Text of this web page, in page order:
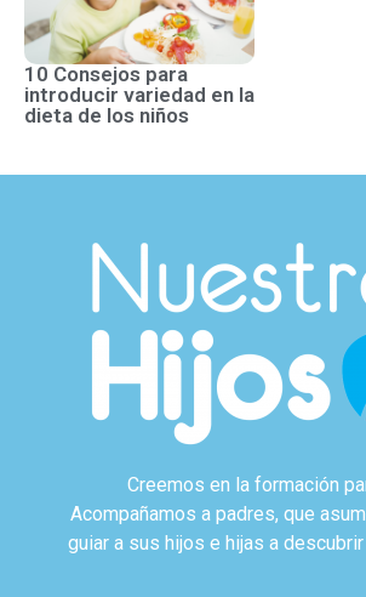
10 Consejos para
introducir variedad en la
dieta de los niños
Creemos en la formación
Acompañamos a padres, que
guiar a sus hijos e hijas a